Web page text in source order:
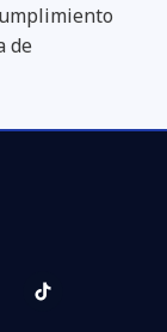
de